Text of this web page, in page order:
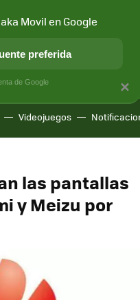
APLICACIONES
Videojuegos
las pantallas
y Meizu por
×
Movil en Google
preferida
de Google